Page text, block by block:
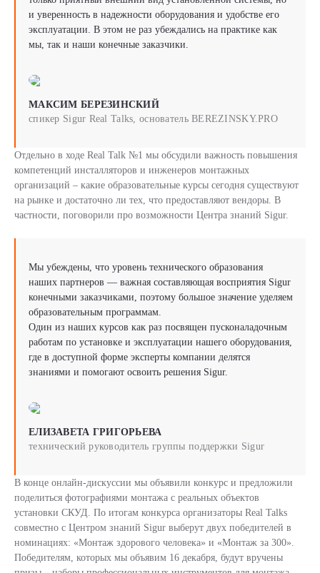
и уверенность в надежности оборудования и удобстве его
эксплуатации. В этом не раз убеждались на практике как
мы, так и наши конечные заказчики.
МАКСИМ БЕРЕЗИНСКИЙ
спикер Sigur Real Talks, основатель BEREZINSKY.PRO
Отдельно в ходе Real Talk №1 мы обсудили важность повышения
компетенций инсталляторов и инженеров монтажных
организаций – какие образовательные курсы сегодня существуют
на рынке и достаточно ли тех, что предоставляют вендоры. В
частности, поговорили про возможности Центра знаний Sigur.
Мы убеждены, что уровень технического образования
наших партнеров — важная составляющая восприятия Sigur
конечными заказчиками, поэтому большое значение уделяем
образовательным программам.
Один из наших курсов как раз посвящен пусконаладочным
работам по установке и эксплуатации нашего оборудования,
где в доступной форме эксперты компании делятся
знаниями и помогают освоить решения Sigur.
ЕЛИЗАВЕТА ГРИГОРЬЕВА
технический руководитель группы поддержки Sigur
В конце онлайн-дискуссии мы объявили конкурс и предложили
поделиться фотографиями монтажа с реальных объектов
установки СКУД. По итогам конкурса организаторы Real Talks
совместно с Центром знаний Sigur выберут двух победителей в
номинациях: «Монтаж здорового человека» и «Монтаж за 300».
Победителям, которых мы объявим 16 декабря, будут вручены